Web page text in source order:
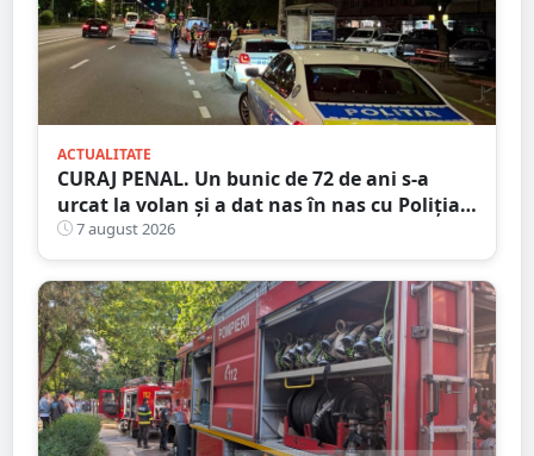
ACTUALITATE
CURAJ PENAL. Un bunic de 72 de ani s-a
urcat la volan și a dat nas în nas cu Poliția
Satu Mare
7 august 2026